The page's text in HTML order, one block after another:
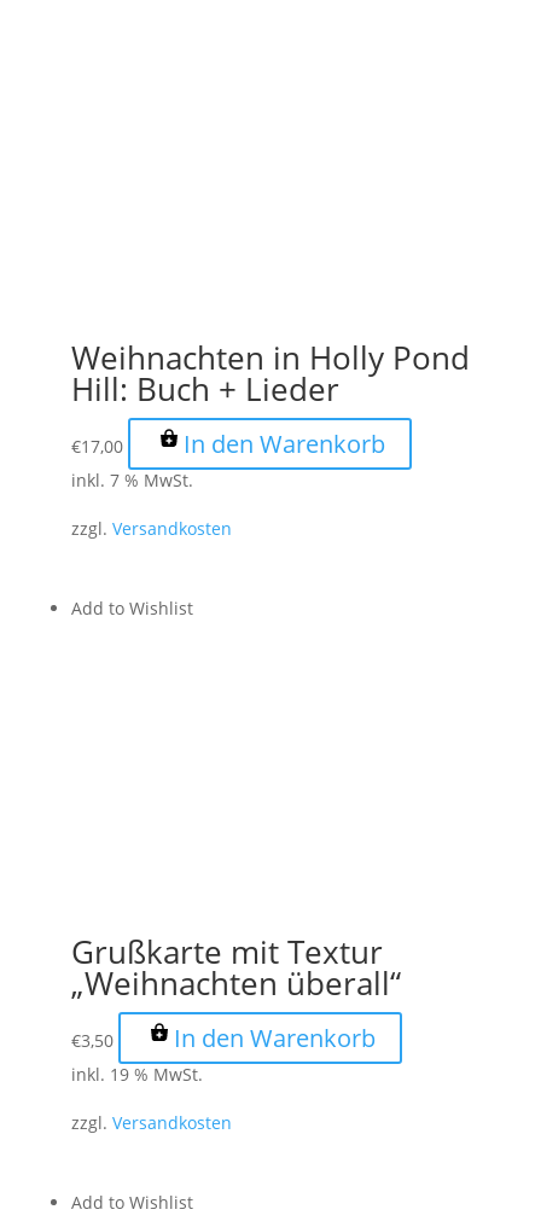
Weihnachten in Holly Pond
Hill: Buch + Lieder
€17,00 In den Warenkorb
inkl. 7 % MwSt.
zzgl. Versandkosten
Add to Wishlist
Grußkarte mit Textur
„Weihnachten überall“
€3,50 In den Warenkorb
inkl. 19 % MwSt.
zzgl. Versandkosten
Add to Wishlist